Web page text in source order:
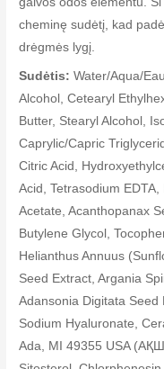
cheminę sudėtį, kad
drėgmės lygį.
Sudėtis: Water/Aqua/
Alcohol, Cetearyl
Butter, Stearyl Alcohol,
Caprylic/Capric
Citric Acid,
Acid, Tetrasodium
Acetate, Acanthopanax
Butylene Glycol,
Helianthus Annuus
Seed Extract, Argania
Adansonia Digitata Seed
Sodium Hyaluronate,
Ada, MI 49355 USA